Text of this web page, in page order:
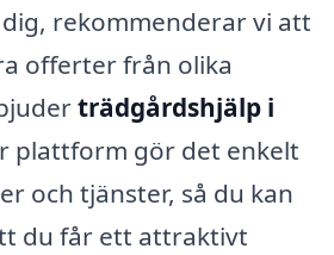
rekommenderar vi att
offerter från olika
trädgårdshjälp i
plattform gör det enkelt
och tjänster, så du kan
du får ett attraktivt